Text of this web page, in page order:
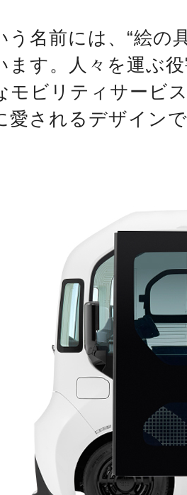
う名前には、“絵の
ます。人々を運ぶ
モビリティサービ
愛されるデザイン